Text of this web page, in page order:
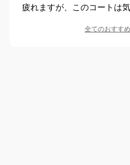
疲れますが、このコートは
全てのおすす